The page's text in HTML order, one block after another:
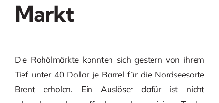
Markt
Die Rohölmärkte konnten sich gestern von ihrem
Tief unter 40 Dollar je Barrel für die Nordseesorte
Brent erholen. Ein Auslöser dafür ist nicht